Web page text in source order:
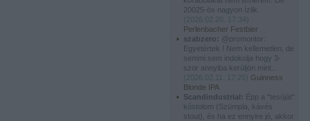
20025-ös nagyon ízlik.
(
2026.02.20. 17:34 )
Perlenbacher Festbier
szabzero:
@promontor:
Egyetértek ! Nem kellemetlen, de
semmi sem indokolja hogy 3-
szor annyiba kerüljön mint...
(
2026.02.11. 17:25 ) Guinness
Blonde IPA
Scandindustrial: Épp a "tesóját"
kóstolom (Szümpla, kávés
stout), és ha ez ennyire jó, akkor